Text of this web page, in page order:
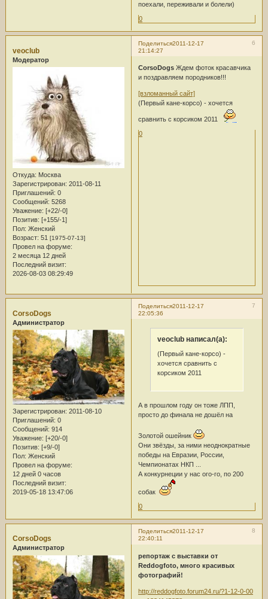
поехали, переживали и болели)
0
Поделиться 6
2011-12-17
21:14:27
veoclub
Модератор
Откуда: Москва
Зарегистрирован: 2011-08-11
Приглашений: 0
Сообщений: 5268
Уважение: [+22/-0]
Позитив: [+155/-1]
Пол: Женский
Возраст: 51 [1975-07-13]
Провел на форуме:
2 месяца 12 дней
Последний визит:
2026-08-03 08:29:49
CorsoDogsЖдем фоток красавчика
и поздравляем породников!!!
[взломанный сайт]
(Первый кане-корсо) - хочется
сравнить с корсиком 2011
0
Поделиться 7
2011-12-17
22:05:36
CorsoDogs
Администратор
Зарегистрирован: 2011-08-10
Приглашений: 0
Сообщений: 914
Уважение: [+20/-0]
Позитив: [+9/-0]
Пол: Женский
Провел на форуме:
12 дней 0 часов
Последний визит:
2019-05-18 13:47:06
veoclub написал(а):
(Первый кане-корсо) -
хочется сравнить с
корсиком 2011
А в прошлом году он тоже ЛПП,
просто до финала не дошёл на
Золотой ошейник
Они звёзды, за ними неоднократные
победы на Евразии, России,
Чемпионатах НКП ...
А конкурнеции у нас ого-го, по 200
собак
0
Поделиться 8
2011-12-17
22:40:11
CorsoDogs
Администратор
репортаж с выставки от
Reddogfoto, много красивых
фотографий!
http://reddogfoto.forum24.ru/?1-12-0-00